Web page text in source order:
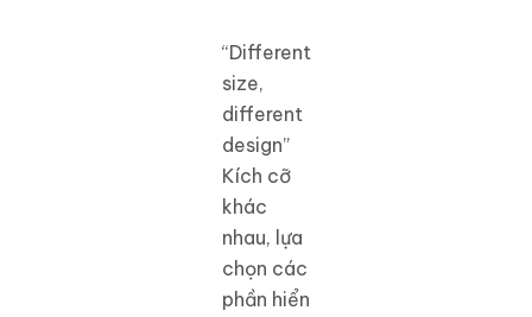
“Different
size,
different
design”
Kích cỡ
khác
nhau, lựa
chọn các
phần hiển